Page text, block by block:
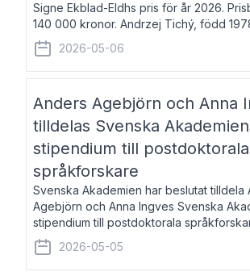
Signe Ekblad-Eldhs pris för år 2026.
140 000 kronor. Andrzej Tichý, född
och kulturskribent. Han debuterade
lovordade romanen Sex liter l
2026-05-06
Anders Agebjörn och Anna
tilldelas Svenska
stipendium till postdoktorala
språkforskare
Svenska Akademien har beslutat tilldela
Agebjörn och Anna Ingves Svenska
stipendium till postdoktorala
Stipendiebeloppet är 75 000 kronor per
Anders Agebjörn, född 1984, är
2026-05-05